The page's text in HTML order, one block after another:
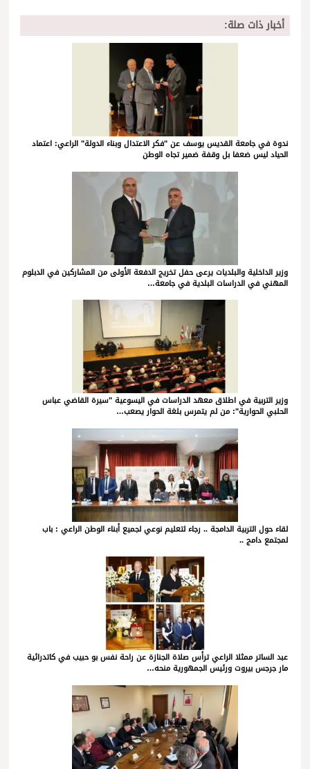
أخبار ذات صلة:
ندوة في جامعة القديس يوسف عن "فكر الاعتدال وبناء الدولة" الراعي: اعتماد
الحياد ليس ضعفا بل وقفة ضمير تجاه الوطن
وزير الداخلية والبلديات يرعى حفل تخريج الدفعة الأولى من المشاركين في الدبلوم
المهني في الدراسات البلدية في جامعة…
وزير التربية في اطلاق معهد الدراسات في اليسوعية "سيرة القاضي عباس
الحلبي الحوارية": من لم يتمرس بلغة الحوار يصعب…
لقاء حول التربية الدامجة .. رجاء لتعليم نوعي لجميع أبناء الوطن الراعي : باب
لمجتمع دامج ..
عبد الساتر ممثلا الراعي ترأس صلاة الجنازة عن راحة نفس بو حبيب في كاتدرائية
مار جرجس بيروت ورئيس الجمهورية منحه…